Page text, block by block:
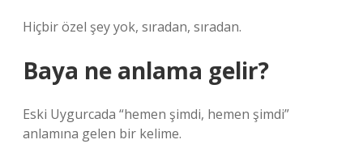
Hiçbir özel şey yok, sıradan, sıradan.
Baya ne anlama gelir?
Eski Uygurcada “hemen şimdi, hemen şimdi”
anlamına gelen bir kelime.